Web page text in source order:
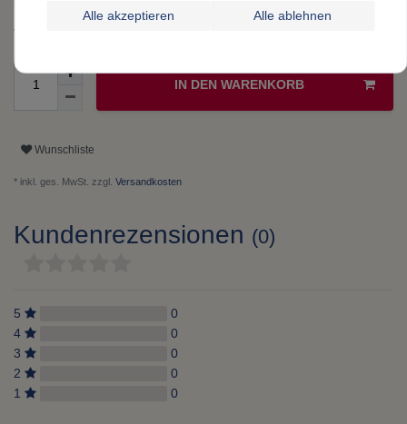
IN DEN WARENKORB
Wunschliste
* inkl. ges. MwSt. zzgl. Versandkosten
Kundenrezensionen (0)
5
0
4
0
3
0
2
0
1
0
Alle akzeptieren Alle ablehnen